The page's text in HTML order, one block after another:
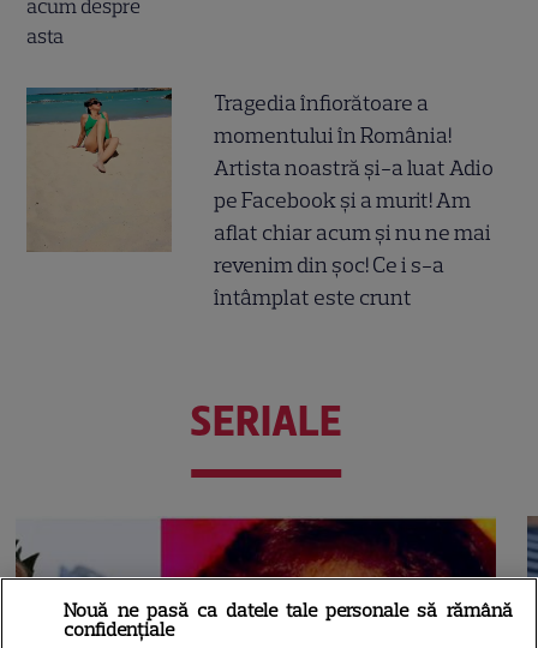
Tragedia înfiorătoare a
momentului în România!
Artista noastră și-a luat Adio
pe Facebook și a murit! Am
aflat chiar acum și nu ne mai
revenim din șoc! Ce i s-a
întâmplat este crunt
SERIALE
Nouă ne pasă ca datele tale personale să rămână
confidențiale